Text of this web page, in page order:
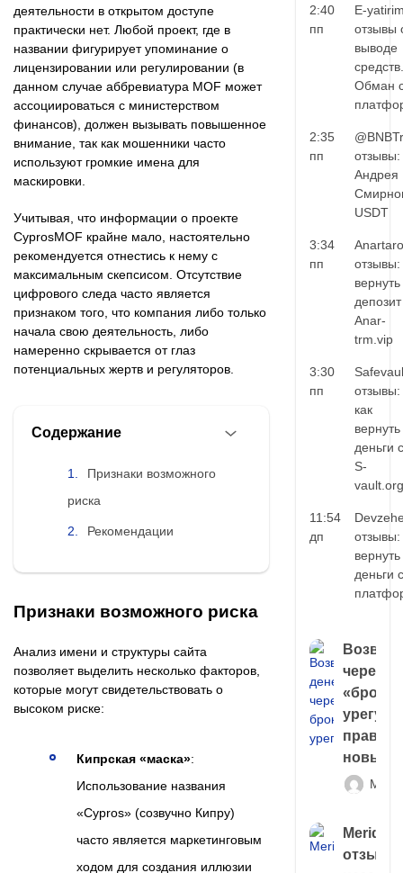
деятельности в открытом доступе
практически нет. Любой проект, где в
названии фигурирует упоминание о
лицензировании или регулировании (в
данном случае аббревиатура MOF может
ассоциироваться с министерством
финансов), должен вызывать повышенное
внимание, так как мошенники часто
используют громкие имена для
маскировки.
Учитывая, что информации о проекте
CyprosMOF крайне мало, настоятельно
рекомендуется отнестись к нему с
максимальным скепсисом. Отсутствие
цифрового следа часто является
признаком того, что компания либо только
начала свою деятельность, либо
намеренно скрывается от глаз
потенциальных жертв и регуляторов.
Содержание
Признаки возможного
риска
Рекомендации
Признаки возможного риска
Анализ имени и структуры сайта
позволяет выделить несколько факторов,
которые могут свидетельствовать о
высоком риске:
Кипрская «маска»:
Использование названия
«Cypros» (созвучно Кипру)
часто является маркетинговым
ходом для создания иллюзии
2:40
пп
E-
отзывы
выводе
средств.
Обман
2:35
пп
Андрея
USDT
3:34
пп
отзывы:
вернуть
Anar-
trm.vip
3:30
пп
отзывы:
как
вернуть
деньги с
S-
vault.org
11:54
дп
отзывы:
вернуть
деньги с
через
правда
новый